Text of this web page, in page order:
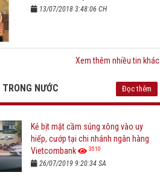
13/07/2018 3:48:06 CH
Xem thêm nhiều tin khác
NƯỚC Đọc thêm
Kẻ bịt mặt cầm súng xông vào uy
hiếp, cướp tại chi nhánh ngân hàng
Vietcombank
3510
26/07/2019 9:20:34 SA